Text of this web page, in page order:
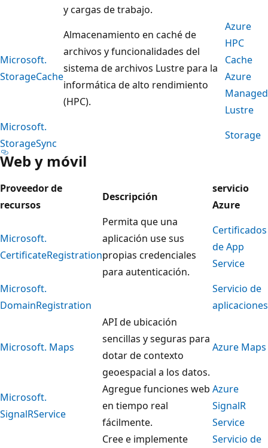
y cargas de trabajo.
Microsoft.
StorageCache
Almacenamiento en caché de
archivos y funcionalidades del
sistema de archivos Lustre para la
informática de alto rendimiento
(HPC).
Azure
HPC
Cache
Azure
Managed
Lustre
Microsoft.
StorageSync
Storage
Web y móvil
Proveedor de
recursos
Descripción
servicio
Azure
Microsoft.
CertificateRegistration
Permita que una
aplicación use sus
propias credenciales
para autenticación.
Certificados
de App
Service
Microsoft.
DomainRegistration
Servicio de
aplicaciones
Microsoft. Maps
API de ubicación
sencillas y seguras para
dotar de contexto
geoespacial a los datos.
Azure Maps
Microsoft.
SignalRService
Agregue funciones web
en tiempo real
fácilmente.
Azure
SignalR
Service
Cree e implemente
Servicio de